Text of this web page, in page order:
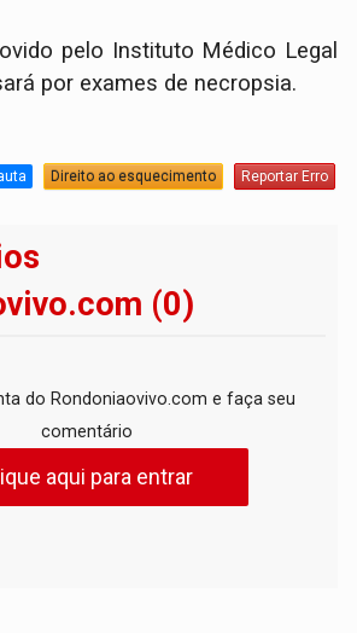
pelo Instituto Médico Legal
por exames de necropsia.
Direito ao esquecimento Reportar Erro
(0)
do Rondoniaovivo.com e faça seu
comentário
aqui para entrar